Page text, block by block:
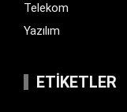
Telekom
Yazılım
ETIKETLER